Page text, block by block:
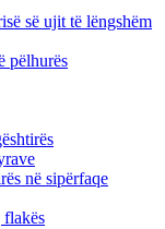
së ujit të lëngshëm
pëlhurës
në sipërfaqe
flakës